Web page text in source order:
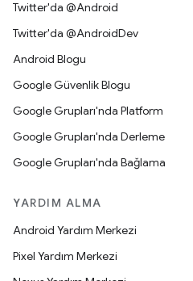
Twitter'da @Android
Twitter'da @AndroidDev
Android Blogu
Google Güvenlik Blogu
Google Grupları'nda Platform
Google Grupları'nda Derleme
Google Grupları'nda Bağlama
YARDIM ALMA
Android Yardım Merkezi
Pixel Yardım Merkezi